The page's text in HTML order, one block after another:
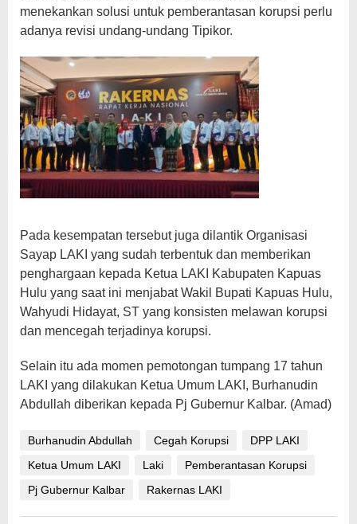
menekankan solusi untuk pemberantasan korupsi perlu
adanya revisi undang-undang Tipikor.
Pada kesempatan tersebut juga dilantik Organisasi
Sayap LAKI yang sudah terbentuk dan memberikan
penghargaan kepada Ketua LAKI Kabupaten Kapuas
Hulu yang saat ini menjabat Wakil Bupati Kapuas Hulu,
Wahyudi Hidayat, ST yang konsisten melawan korupsi
dan mencegah terjadinya korupsi.
Selain itu ada momen pemotongan tumpang 17 tahun
LAKI yang dilakukan Ketua Umum LAKI, Burhanudin
Abdullah diberikan kepada Pj Gubernur Kalbar. (Amad)
Burhanudin Abdullah Cegah Korupsi
DPP LAKI
Ketua Umum LAKI
Laki
Pemberantasan Korupsi
Pj Gubernur Kalbar
Rakernas LAKI